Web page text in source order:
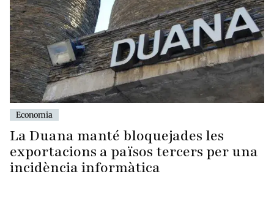
Economia
La Duana manté bloquejades les
exportacions a països tercers per una
incidència informàtica